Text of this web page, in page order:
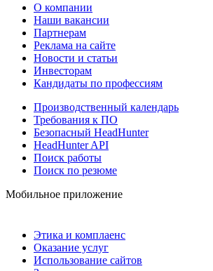
О компании
Наши вакансии
Партнерам
Реклама на сайте
Новости и статьи
Инвесторам
Кандидаты по профессиям
Производственный календарь
Требования к ПО
Безопасный HeadHunter
HeadHunter API
Поиск работы
Поиск по резюме
Мобильное приложение
Этика и комплаенс
Оказание услуг
Использование сайтов